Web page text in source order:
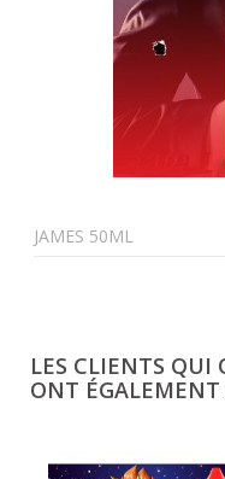
JAMES 50ML
LES CLIENTS QUI
ONT ÉGALEMENT